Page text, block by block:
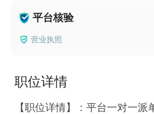
平台核验
营业执照
职位详情
【职位详情】：平台一对一